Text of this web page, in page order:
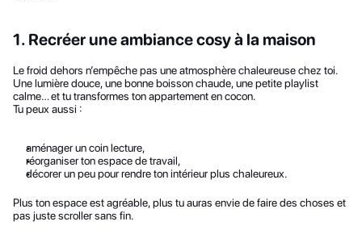
1. Recréer une ambiance cosy à la maison
Le froid dehors n’empêche pas une atmosphère chaleureuse chez toi.
Une lumière douce, une bonne boisson chaude, une petite playlist
calme… et tu transformes ton appartement en cocon.
Tu peux aussi :
aménager un coin lecture,
réorganiser ton espace de travail,
décorer un peu pour rendre ton intérieur plus chaleureux.
Plus ton espace est agréable, plus tu auras envie de faire des choses et
pas juste scroller sans fin.